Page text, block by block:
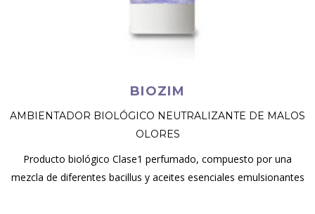
BIOZIM
AMBIENTADOR BIOLÓGICO NEUTRALIZANTE DE MALOS
OLORES
Producto biológico Clase1 perfumado, compuesto por una
mezcla de diferentes bacillus y aceites esenciales emulsionantes